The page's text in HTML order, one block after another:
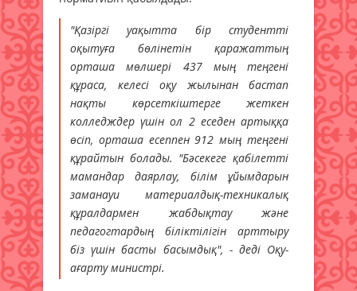
"Қазіргі уақытта бір студентті
оқытуға бөлінетін қаражаттың
орташа мөлшері 437 мың теңгені
құраса, келесі оқу жылынан бастап
нақты көрсеткіштерге жеткен
колледждер үшін ол 2 еседен артыққа
өсіп, орташа есеппен 912 мың теңгені
құрайтын болады. "Бәсекеге қабілетті
мамандар даярлау, білім ұйымдарын
заманауи материалдық-техникалық
құралдармен жабдықтау және
педагогтардың біліктілігін арттыру
біз үшін басты басымдық", - деді Оқу-
ағарту министрі.